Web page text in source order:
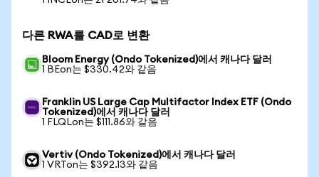
다른 RWA를 CAD로 변환
Bloom Energy (Ondo Tokenized)에서 캐나다 달러
1 BEon는 $330.42와 같음
Franklin US Large Cap Multifactor Index ETF (Ondo
Tokenized)에서 캐나다 달러
1 FLQLon는 $111.86와 같음
Vertiv (Ondo Tokenized)에서 캐나다 달러
1 VRTon는 $392.13와 같음